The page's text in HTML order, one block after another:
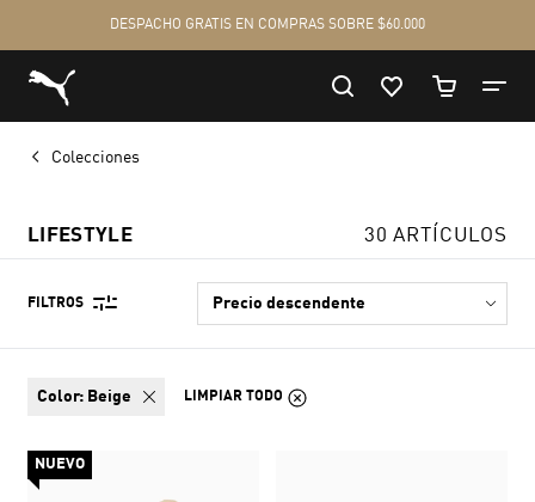
Colecciones
LIFESTYLE 30 ARTÍCULOS
FILTROS
color: Beige LIMPIAR TODO
NUEVO